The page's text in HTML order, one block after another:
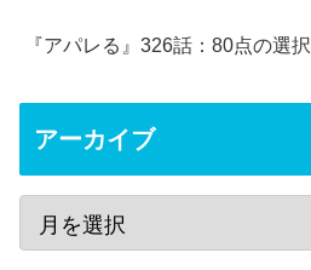
『アパレる』326話：80点の選択
アーカイブ